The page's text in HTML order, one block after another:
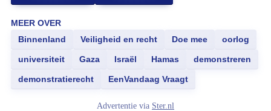
MEER OVER
Binnenland
Veiligheid en recht Doe mee oorlog
universiteit Gaza Israël Hamas demonstreren
demonstratierecht EenVandaag Vraagt
Advertentie via Ster.nl